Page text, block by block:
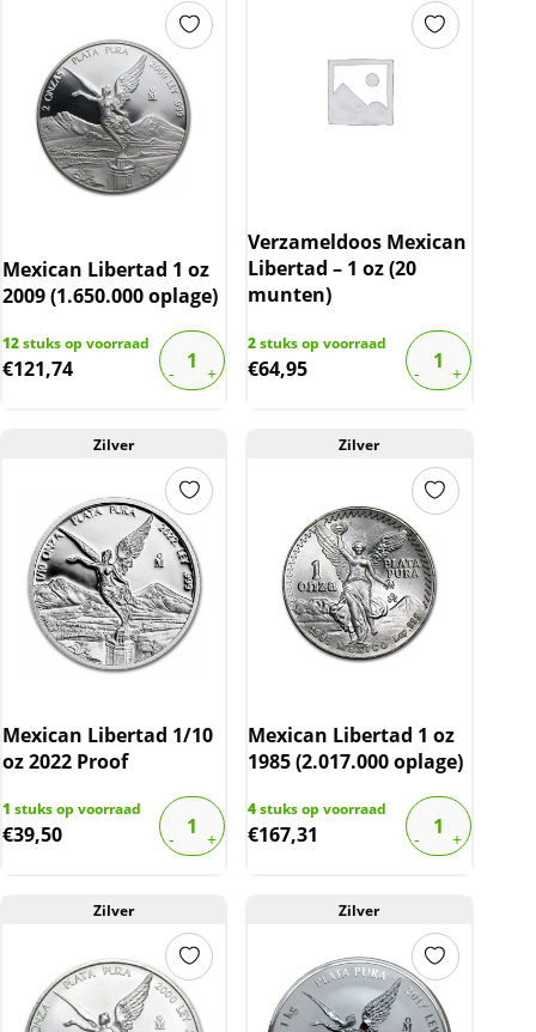
Mexican Libertad 1 oz
2009 (1.650.000 oplage)
12stuks op voorraad
€121,74
Verzameldoos Mexican
Libertad – 1 oz (20
munten)
2stuks op voorraad
€64,95
Zilver
Mexican Libertad 1/10
oz 2022 Proof
1 stuks op voorraad
€39,50
Zilver
Mexican Libertad 1 oz
1985 (2.017.000 oplage)
4stuks op voorraad
€167,31
Zilver Zilver